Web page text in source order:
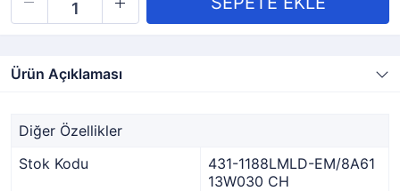
Ürün Açıklaması
Diğer Özellikler
Stok Kodu
431-1188LMLD-EM/8A61
13W030 CH